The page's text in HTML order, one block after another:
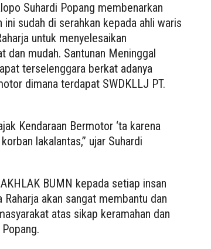
Suhardi Popang membenarkan
sudah di serahkan kepada ahli waris
untuk menyelesaikan
dan mudah. Santunan Meninggal
terselenggara berkat adanya
dimana terdapat SWDKLLJ PT.
Kendaraan Bermotor ‘ta karena
lakalantas,” ujar Suhardi
BUMN kepada setiap insan
akan sangat membantu dan
atas sikap keramahan dan